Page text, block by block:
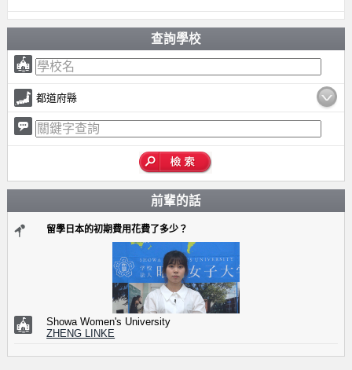
查詢學校
都道府縣
前輩的話
留學日本的初期費用花費了多少？
Showa Women's University
ZHENG LINKE